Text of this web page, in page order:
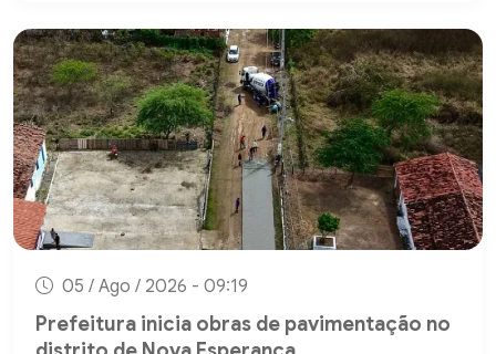
05 / Ago / 2026 - 09:19
Prefeitura inicia obras de pavimentação no